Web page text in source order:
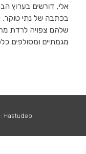
אלי, דורשים בערוץ
בכתבה של נתי
שלהם צפויה לרדת
מגמתיים ומסולפים
Hastudeo